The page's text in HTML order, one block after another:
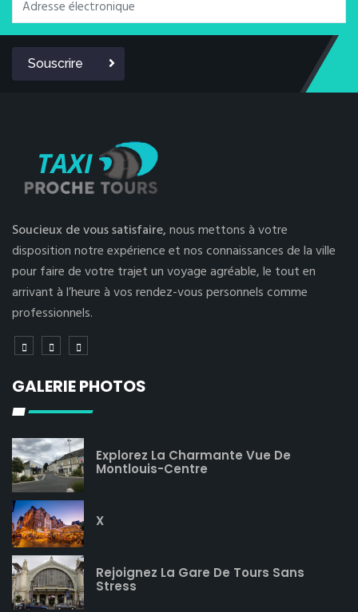
Souscrire
Soucieux de vous satisfaire,nous mettons à votre
disposition notre expérience et nos connaissances de la ville
pour faire de votre trajet un voyage agréable, le tout en
arrivant à l’heure à vos rendez-vous personnels comme
professionnels.
GALERIE PHOTOS
Explorez La Charmante Vue De
Montlouis-Centre
X
Rejoignez La Gare De Tours Sans
Stress